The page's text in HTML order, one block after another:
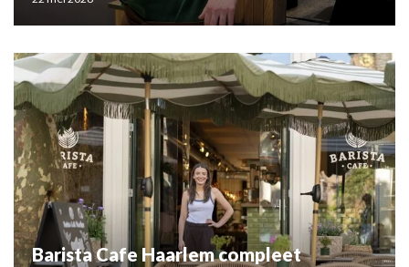
Barista Cafe Haarlem compleet